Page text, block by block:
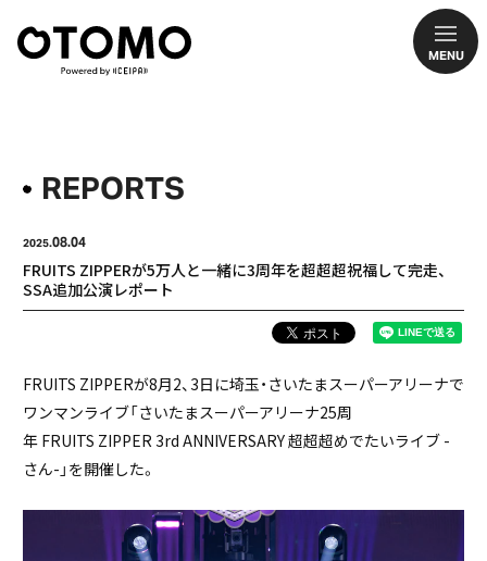
MENU
REPORTS
2025.08.04
FRUITS ZIPPERが5万人と一緒に3周年を超超超祝福して完走、
SSA追加公演レポート
FRUITS ZIPPERが8月2、3日に埼玉・さいたまスーパーアリーナで
ワンマンライブ「さいたまスーパーアリーナ25周
年 FRUITS ZIPPER 3rd ANNIVERSARY 超超超めでたいライブ -
さん-」を開催した。